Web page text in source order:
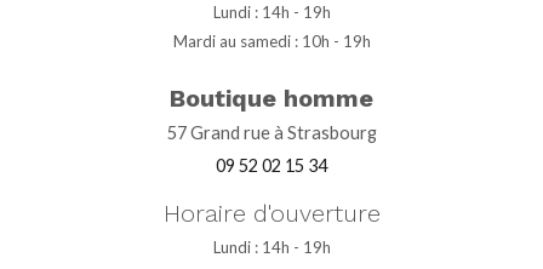
Lundi : 14h - 19h
Mardi au samedi : 10h - 19h
Boutique homme
57 Grand rue à Strasbourg
09 52 02 15 34
Horaire d'ouverture
Lundi : 14h - 19h